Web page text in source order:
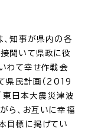
、知事が県内の各
聞いて県政に役
わて幸せ作戦会
県民計画（2019
東日本大震災津波
ら、お互いに幸福
目標に掲げてい